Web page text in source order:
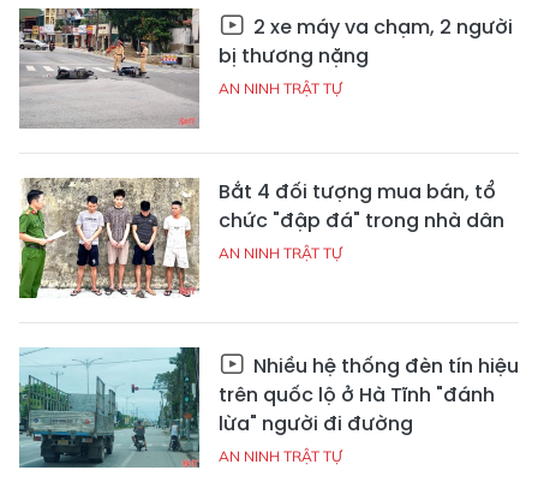
2 xe máy va chạm, 2 người
bị thương nặng
AN NINH TRẬT TỰ
Bắt 4 đối tượng mua bán, tổ
chức "đập đá" trong nhà dân
AN NINH TRẬT TỰ
Nhiều hệ thống đèn tín hiệu
trên quốc lộ ở Hà Tĩnh "đánh
lừa" người đi đường
AN NINH TRẬT TỰ